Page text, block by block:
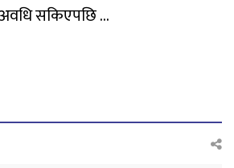
सकिएपछि ...